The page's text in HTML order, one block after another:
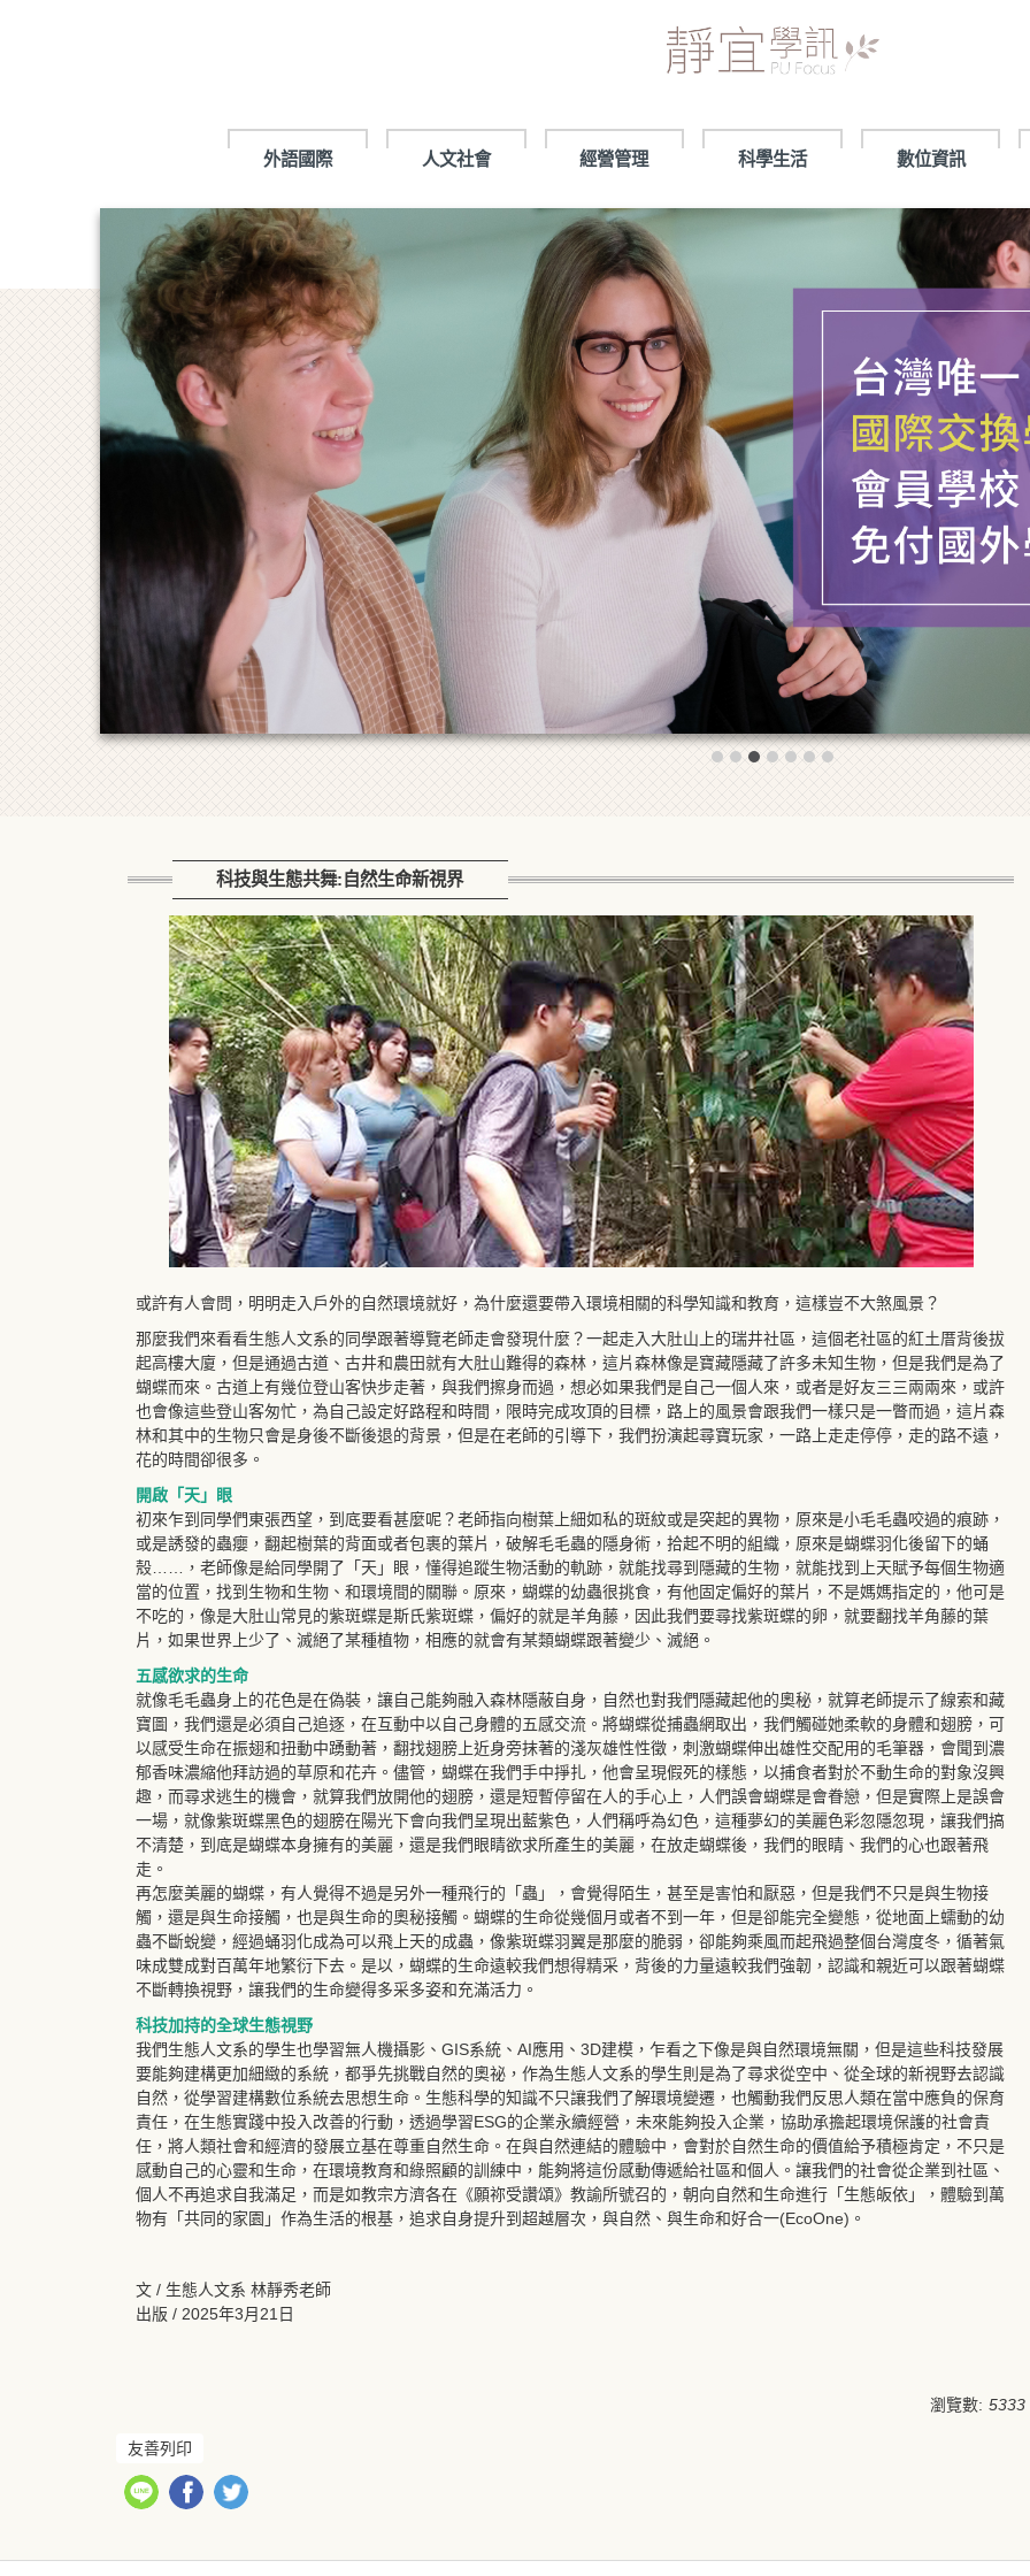
外語國際 人文社會 經營管理 科學生活 數位資訊
科技與生態共舞:自然生命新視界
或許有人會問，明明走入戶外的自然環境就好，為什麼還要帶入環境相關的科學知識和教育，這樣豈不大煞風景？
那麼我們來看看生態人文系的同學跟著導覽老師走會發現什麼？一起走入大肚山上的瑞井社區，這個老社區的紅土厝背後拔
起高樓大廈，但是通過古道、古井和農田就有大肚山難得的森林，這片森林像是寶藏隱藏了許多未知生物，但是我們是為了
蝴蝶而來。古道上有幾位登山客快步走著，與我們擦身而過，想必如果我們是自己一個人來，或者是好友三三兩兩來，或許
也會像這些登山客匆忙，為自己設定好路程和時間，限時完成攻頂的目標，路上的風景會跟我們一樣只是一瞥而過，這片森
林和其中的生物只會是身後不斷後退的背景，但是在老師的引導下，我們扮演起尋寶玩家，一路上走走停停，走的路不遠，
花的時間卻很多。
開啟「天」眼
初來乍到同學們東張西望，到底要看甚麼呢？老師指向樹葉上細如私的斑紋或是突起的異物，原來是小毛毛蟲咬過的痕跡，
或是誘發的蟲癭，翻起樹葉的背面或者包裹的葉片，破解毛毛蟲的隱身術，拾起不明的組織，原來是蝴蝶羽化後留下的蛹
殼……，老師像是給同學開了「天」眼，懂得追蹤生物活動的軌跡，就能找尋到隱藏的生物，就能找到上天賦予每個生物適
當的位置，找到生物和生物、和環境間的關聯。原來，蝴蝶的幼蟲很挑食，有他固定偏好的葉片，不是媽媽指定的，他可是
不吃的，像是大肚山常見的紫斑蝶是斯氏紫斑蝶，偏好的就是羊角藤，因此我們要尋找紫斑蝶的卵，就要翻找羊角藤的葉
片，如果世界上少了、滅絕了某種植物，相應的就會有某類蝴蝶跟著變少、滅絕。
五感欲求的生命
就像毛毛蟲身上的花色是在偽裝，讓自己能夠融入森林隱蔽自身，自然也對我們隱藏起他的奧秘，就算老師提示了線索和藏
寶圖，我們還是必須自己追逐，在互動中以自己身體的五感交流。將蝴蝶從捕蟲網取出，我們觸碰她柔軟的身體和翅膀，可
以感受生命在振翅和扭動中踴動著，翻找翅膀上近身旁抹著的淺灰雄性性徵，刺激蝴蝶伸出雄性交配用的毛筆器，會聞到濃
郁香味濃縮他拜訪過的草原和花卉。儘管，蝴蝶在我們手中掙扎，他會呈現假死的樣態，以捕食者對於不動生命的對象沒興
趣，而尋求逃生的機會，就算我們放開他的翅膀，還是短暫停留在人的手心上，人們誤會蝴蝶是會眷戀，但是實際上是誤會
一場，就像紫斑蝶黑色的翅膀在陽光下會向我們呈現出藍紫色，人們稱呼為幻色，這種夢幻的美麗色彩忽隱忽現，讓我們搞
不清楚，到底是蝴蝶本身擁有的美麗，還是我們眼睛欲求所產生的美麗，在放走蝴蝶後，我們的眼睛、我們的心也跟著飛
走。
再怎麼美麗的蝴蝶，有人覺得不過是另外一種飛行的「蟲」，會覺得陌生，甚至是害怕和厭惡，但是我們不只是與生物接
觸，還是與生命接觸，也是與生命的奧秘接觸。蝴蝶的生命從幾個月或者不到一年，但是卻能完全變態，從地面上蠕動的幼
蟲不斷蛻變，經過蛹羽化成為可以飛上天的成蟲，像紫斑蝶羽翼是那麼的脆弱，卻能夠乘風而起飛過整個台灣度冬，循著氣
味成雙成對百萬年地繁衍下去。是以，蝴蝶的生命遠較我們想得精采，背後的力量遠較我們強韌，認識和親近可以跟著蝴蝶
不斷轉換視野，讓我們的生命變得多采多姿和充滿活力。
科技加持的全球生態視野
我們生態人文系的學生也學習無人機攝影、GIS系統、AI應用、3D建模，乍看之下像是與自然環境無關，但是這些科技發展
要能夠建構更加細緻的系統，都爭先挑戰自然的奧祕，作為生態人文系的學生則是為了尋求從空中、從全球的新視野去認識
自然，從學習建構數位系統去思想生命。生態科學的知識不只讓我們了解環境變遷，也觸動我們反思人類在當中應負的保育
責任，在生態實踐中投入改善的行動，透過學習ESG的企業永續經營，未來能夠投入企業，協助承擔起環境保護的社會責
任，將人類社會和經濟的發展立基在尊重自然生命。在與自然連結的體驗中，會對於自然生命的價值給予積極肯定，不只是
感動自己的心靈和生命，在環境教育和綠照顧的訓練中，能夠將這份感動傳遞給社區和個人。讓我們的社會從企業到社區、
個人不再追求自我滿足，而是如教宗方濟各在《願祢受讚頌》教諭所號召的，朝向自然和生命進行「生態皈依」，體驗到萬
物有「共同的家園」作為生活的根基，追求自身提升到超越層次，與自然、與生命和好合一(EcoOne)。
文 / 生態人文系 林靜秀老師
出版 / 2025年3月21日
瀏覽數: 5333
友善列印